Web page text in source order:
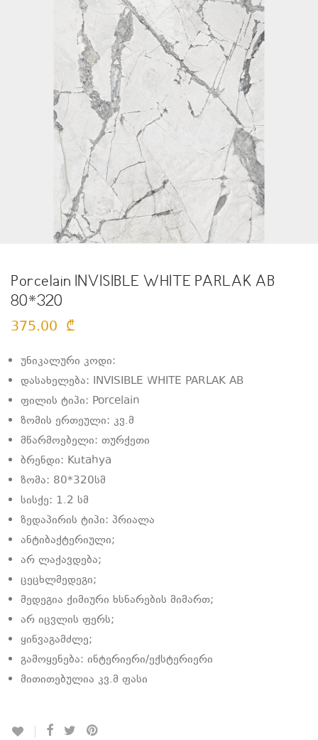
Porcelain INVISIBLE WHITE PARLAK AB
80*320
375.00 ₾
უნიკალური კოდი:
დასახელება: INVISIBLE WHITE PARLAK AB
ფილის ტიპი: Porcelain
ზომის ერთეული: კვ.მ
მწარმოებელი: თურქეთი
ბრენდი: Kutahya
ზომა: 80*320სმ
სისქე: 1.2 სმ
ზედაპირის ტიპი: პრიალა
ანტიბაქტერიული;
არ ლაქავდება;
ცეცხლმედეგი;
მედეგია ქიმიური ხსნარების მიმართ;
არ იცვლის ფერს;
ყინვაგამძლე;
გამოყენება: ინტერიერი/ექსტერიერი
მითითებულია კვ.მ ფასი